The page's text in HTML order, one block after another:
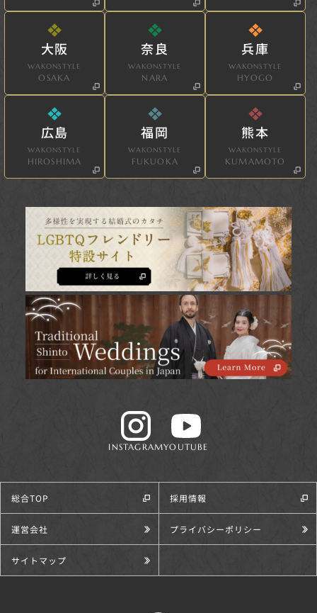
大阪
WAKONSTYLE
OSAKA
奈良
WAKONSTYLE
NARA
兵庫
WAKONSTYLE
HYOGO
広島
WAKONSTYLE
HIROSHIMA
福岡
WAKONSTYLE
FUKUOKA
熊本
WAKONSTYLE
KUMAMOTO
INSTAGRAMYOUTUBE
総合TOP 採用情報
運営会社 プライバシーポリシー
サイトマップ